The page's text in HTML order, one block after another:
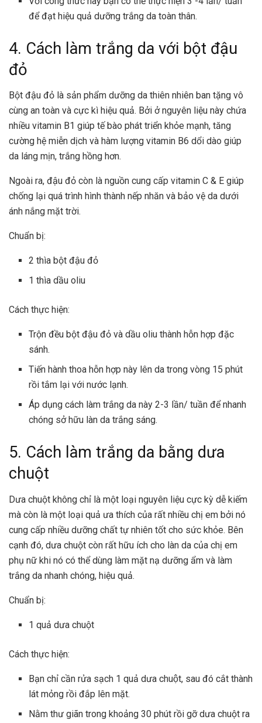
để đạt hiệu quả dưỡng trắng da toàn thân.
4. Cách làm trắng da với bột đậu
đỏ
Bột đậu đỏ là sản phẩm dưỡng da thiên nhiên ban tặng vô
cùng an toàn và cực kì hiệu quả. Bởi ở nguyên liệu này chứa
nhiều vitamin B1 giúp tế bào phát triển khỏe mạnh, tăng
cường hệ miễn dịch và hàm lượng vitamin B6 dổi dào giúp
da láng mịn, trắng hồng hơn.
Ngoài ra, đậu đỏ còn là nguồn cung cấp vitamin C & E giúp
chống lại quá trình hình thành nếp nhăn và bảo vệ da dưới
ánh nắng mặt trời.
Chuẩn bị:
2 thìa bột đậu đỏ
1 thìa dầu oliu
Cách thực hiện:
Trộn đều bột đậu đỏ và dầu oliu thành hỗn hợp đặc
sánh.
Tiến hành thoa hỗn hợp này lên da trong vòng 15 phút
rồi tắm lại với nước lạnh.
Áp dụng cách làm trắng da này 2-3 lần/ tuần để nhanh
chóng sở hữu làn da trắng sáng.
5. Cách làm trắng da bằng dưa
chuột
Dưa chuột không chỉ là một loại nguyên liệu cực kỳ dễ kiếm
mà còn là một loại quả ưa thích của rất nhiều chị em bởi nó
cung cấp nhiều dưỡng chất tự nhiên tốt cho sức khỏe. Bên
cạnh đó, dưa chuột còn rất hữu ích cho làn da của chị em
phụ nữ khi nó có thể dùng làm mặt nạ dưỡng ẩm và làm
trắng da nhanh chóng, hiệu quả.
Chuẩn bị:
1 quả dưa chuột
Cách thực hiện:
Bạn chỉ cần rửa sạch 1 quả dưa chuột, sau đó cắt thành
lát mỏng rồi đắp lên mặt.
Nằm thư giãn trong khoảng 30 phút rồi gỡ dưa chuột ra